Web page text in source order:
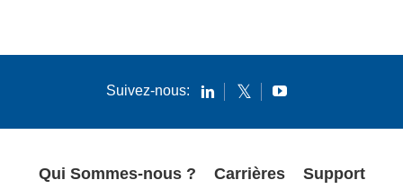
Suivez-nous:
Qui Sommes-nous ? Carrières Support